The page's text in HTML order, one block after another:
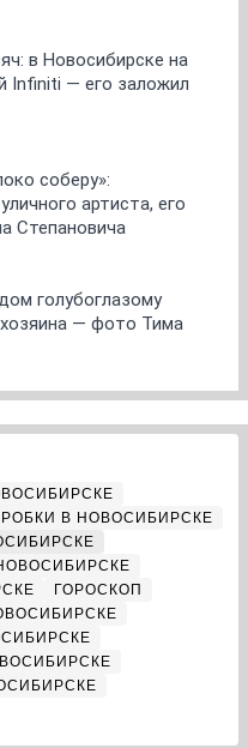
в Новосибирске на
Infiniti — его заложил
соберу»:
артиста, его
Степановича
голубоглазому
— фото Тима
В НОВОСИБИРСКЕ
ГОРОСКОП